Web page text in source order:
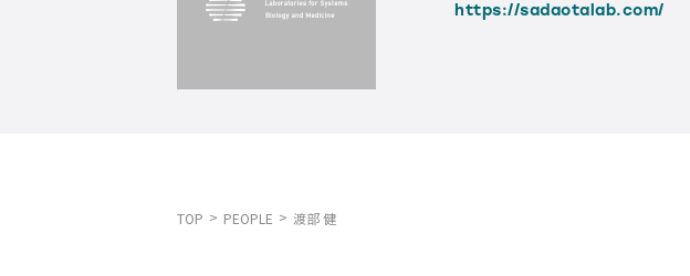
https://sadaotalab.com/
TOP PEOPLE 渡部 健